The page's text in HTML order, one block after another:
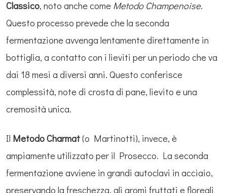
Classico, noto anche come Metodo Champenoise.
Questo processo prevede che la seconda
fermentazione avvenga lentamente direttamente in
bottiglia, a contatto con i lieviti per un periodo che va
dai 18 mesi a diversi anni. Questo conferisce
complessità, note di crosta di pane, lievito e una
cremosità unica.
Il Metodo Charmat(o Martinotti), invece, è
ampiamente utilizzato per il Prosecco. La seconda
fermentazione avviene in grandi autoclavi in acciaio,
preservando la freschezza, gli aromi fruttati e floreali